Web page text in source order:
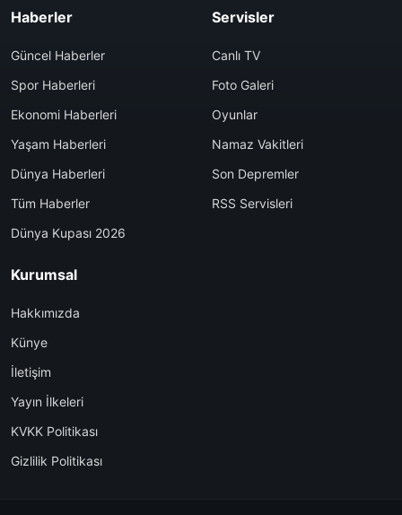
Haberler
Güncel Haberler
Spor Haberleri
Ekonomi Haberleri
Yaşam Haberleri
Dünya Haberleri
Tüm Haberler
Dünya Kupası 2026
Servisler
Canlı TV
Foto Galeri
Oyunlar
Namaz Vakitleri
Son Depremler
RSS Servisleri
Kurumsal
Hakkımızda
Künye
İletişim
Yayın İlkeleri
KVKK Politikası
Gizlilik Politikası